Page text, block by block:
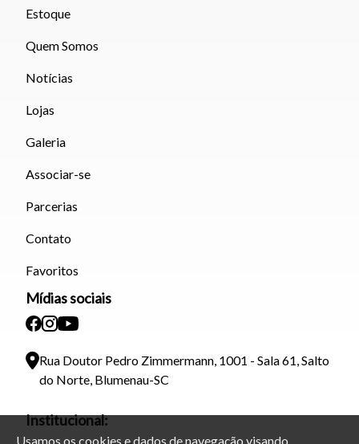
Usamos os cookies e dados de navegação visando
Estoque
Quem Somos
Notícias
Lojas
Galeria
Associar-se
Parcerias
Contato
Favoritos
Mídias sociais
Rua Doutor Pedro Zimmermann, 1001 - Sala 61, Salto
do Norte, Blumenau-SC
Institucional: